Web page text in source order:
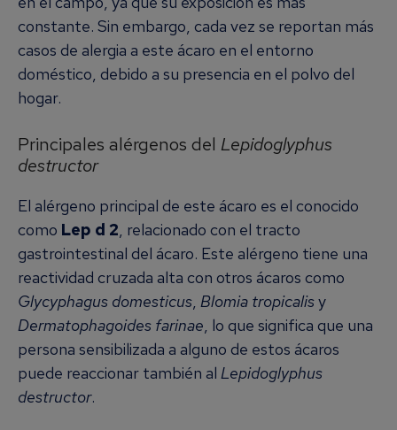
constante. Sin embargo, cada vez se reportan más
casos de alergia a este ácaro en el entorno
doméstico, debido a su presencia en el polvo del
hogar.
Principales alérgenos del Lepidoglyphus
destructor
El alérgeno principal de este ácaro es el conocido
como Lep d 2, relacionado con el tracto
gastrointestinal del ácaro. Este alérgeno tiene una
reactividad cruzada alta con otros ácaros como
Glycyphagus domesticus, Blomia tropicalisy
Dermatophagoides farinae, lo que significa que una
persona sensibilizada a alguno de estos ácaros
puede reaccionar también al Lepidoglyphus
destructor.